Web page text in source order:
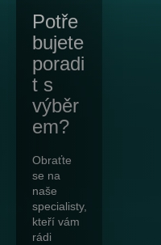
Potře
bujete
poradi
t s
výběr
em?
Obraťte
se na
naše
specialisty,
kteří vám
rádi